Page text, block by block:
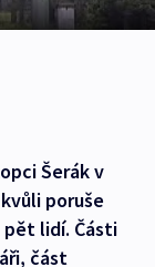
Šerák v
poruše
lidí. Části
část